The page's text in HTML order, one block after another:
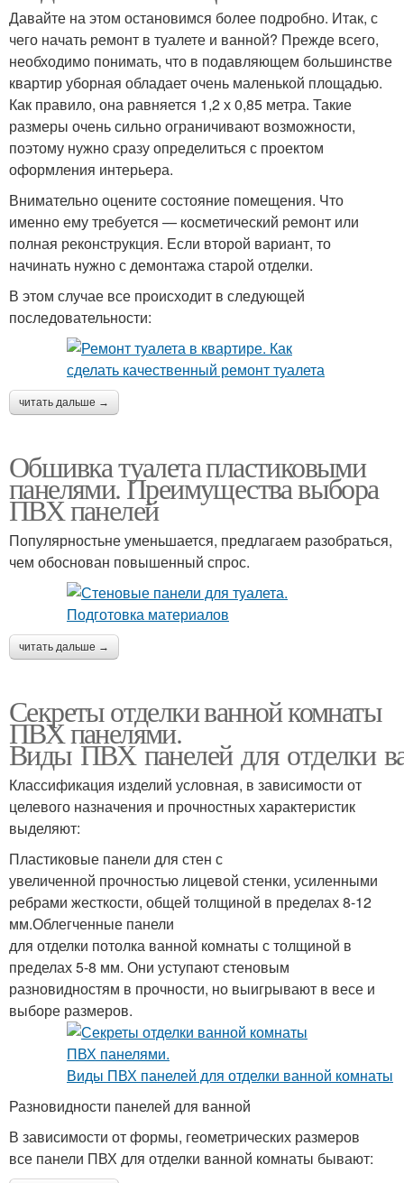
Давайте на этом остановимся более подробно. Итак, с
чего начать ремонт в туалете и ванной? Прежде всего,
необходимо понимать, что в подавляющем большинстве
квартир уборная обладает очень маленькой площадью.
Как правило, она равняется 1,2 х 0,85 метра. Такие
размеры очень сильно ограничивают возможности,
поэтому нужно сразу определиться с проектом
оформления интерьера.
Внимательно оцените состояние помещения. Что
именно ему требуется — косметический ремонт или
полная реконструкция. Если второй вариант, то
начинать нужно с демонтажа старой отделки.
В этом случае все происходит в следующей
последовательности:
читать дальше →
Обшивка туалета пластиковыми
панелями. Преимущества выбора
ПВХ панелей
Популярностьне уменьшается, предлагаем разобраться,
чем обоснован повышенный спрос.
читать дальше →
Секреты отделки ванной комнаты
ПВХ панелями.
Виды ПВХ панелей для отделки
Классификация изделий условная, в зависимости от
целевого назначения и прочностных характеристик
выделяют:
Пластиковые панели для стен с
увеличенной прочностью лицевой стенки, усиленными
ребрами жесткости, общей толщиной в пределах 8-12
мм.Облегченные панели
для отделки потолка ванной комнаты с толщиной в
пределах 5-8 мм. Они уступают стеновым
разновидностям в прочности, но выигрывают в весе и
выборе размеров.
Разновидности панелей для ванной
В зависимости от формы, геометрических размеров
все панели ПВХ для отделки ванной комнаты бывают: